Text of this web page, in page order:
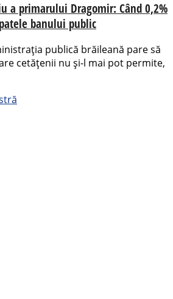
a primarului Dragomir: Când 0,2%
banului public
publică brăileană pare să
cetățenii nu și-l mai pot permite,